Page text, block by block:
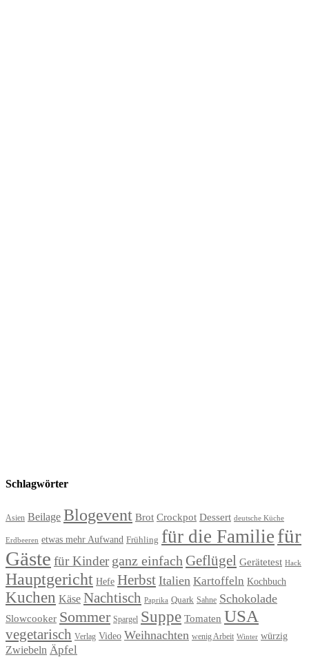
Schlagwörter
Asien Beilage Blogevent Brot Crockpot Dessert deutsche Küche
Erdbeeren etwas mehr Aufwand Frühling für die Familie für
Gäste für Kinder ganz einfach Geflügel Gerätetest Hack
Hauptgericht Hefe Herbst Italien Kartoffeln Kochbuch
Kuchen Käse Nachtisch Paprika Quark Sahne Schokolade
Slowcooker Sommer Spargel Suppe Tomaten USA
vegetarisch Verlag Video Weihnachten wenig Arbeit Winter würzig
Zwiebeln Äpfel